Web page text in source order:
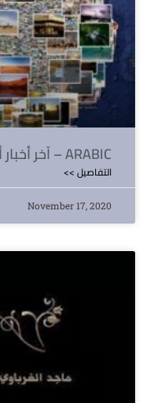
آخر أخبار أستراليا – ARABIC
<< التفاصيل
November 17, 2020